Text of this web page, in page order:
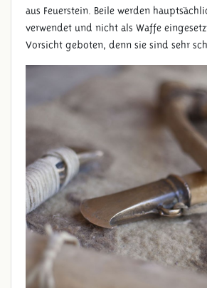
aus Feuerstein. Beile werden
verwendet und nicht als Waffe
Vorsicht geboten, denn sie sind sehr